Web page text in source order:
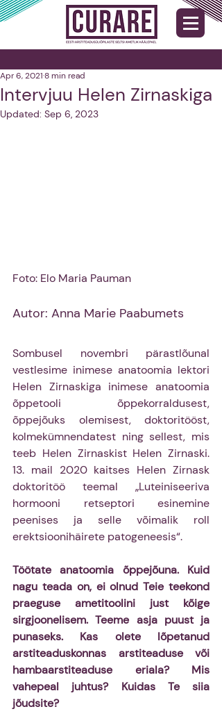
Intervjuu Helen Zirnaskiga
Apr 6, 20218 min read
Updated: Sep 6, 2023
Foto: Elo Maria Pauman
Autor: Anna Marie Paabumets
Sombusel novembri pärastlõunal
vestlesime inimese anatoomia lektori
Helen Zirnaskiga inimese anatoomia
õppetooli õppekorraldusest,
õppejõuks olemisest, doktoritööst,
kolmekümnendatest ning sellest, mis
teeb Helen Zirnaskist Helen Zirnaski.
13. mail 2020 kaitses Helen Zirnask
doktoritöö teemal „Luteiniseeriva
hormooni retseptori esinemine
peenises ja selle võimalik roll
erektsioonihäirete patogeneesis“.
Töötate anatoomia õppejõuna. Kuid
nagu teada on, ei olnud Teie teekond
praeguse ametitoolini just kõige
sirgjoonelisem. Teeme asja puust ja
punaseks. Kas olete lõpetanud
arstiteaduskonnas arstiteaduse või
hambaarstiteaduse eriala? Mis
vahepeal juhtus? Kuidas Te siia
jõudsite?